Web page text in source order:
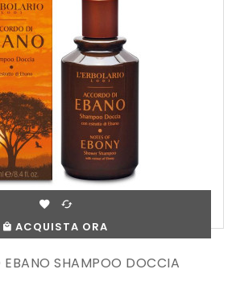
ACQUISTA ORA
SHAMPOO DOCCIA